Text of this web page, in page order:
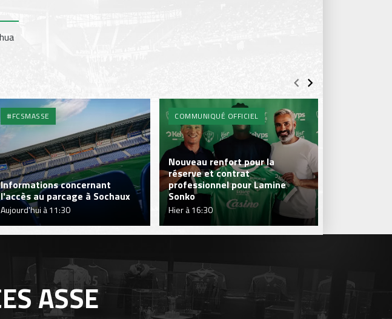
#FCSMASSE
Informations concernant
l'accès au parcage à Sochaux
Aujourd'hui à 11:30
COMMUNIQUÉ OFFICIEL
Nouveau renfort pour la
réserve et contrat
professionnel pour Lamine
Sonko
Hier à 16:30
ASSE